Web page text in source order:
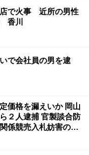
で火事 近所の男性
香川
で会社員の男を逮
価格を漏えいか 岡山
２人逮捕 官製談合防
係競売入札妨害の疑